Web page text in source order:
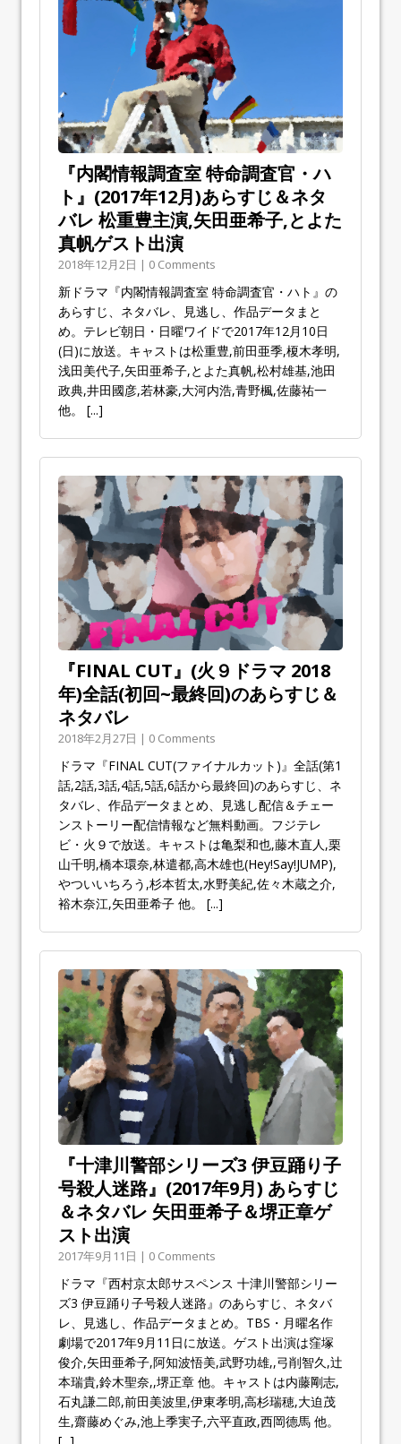
『内閣情報調査室 特命調査官・ハ
ト』(2017年12月)あらすじ＆ネタ
バレ 松重豊主演,矢田亜希子,とよた
真帆ゲスト出演
2018年12月2日 | 0 Comments
新ドラマ『内閣情報調査室 特命調査官・ハト』の
あらすじ、ネタバレ、見逃し、作品データまと
め。テレビ朝日・日曜ワイドで2017年12月10日
(日)に放送。キャストは松重豊,前田亜季,榎木孝明,
浅田美代子,矢田亜希子,とよた真帆,松村雄基,池田
政典,井田國彦,若林豪,大河内浩,青野楓,佐藤祐一
他。 [...]
『FINAL CUT』(火９ドラマ 2018
年)全話(初回~最終回)のあらすじ＆
ネタバレ
2018年2月27日 | 0 Comments
ドラマ『FINAL CUT(ファイナルカット)』全話(第1
話,2話,3話,4話,5話,6話から最終回)のあらすじ、ネ
タバレ、作品データまとめ、見逃し配信＆チェー
ンストーリー配信情報など無料動画。フジテレ
ビ・火９で放送。キャストは亀梨和也,藤木直人,栗
山千明,橋本環奈,林遣都,高木雄也(Hey!Say!JUMP),
やついいちろう,杉本哲太,水野美紀,佐々木蔵之介,
裕木奈江,矢田亜希子 他。 [...]
『十津川警部シリーズ3 伊豆踊り子
号殺人迷路』(2017年9月) あらすじ
＆ネタバレ 矢田亜希子＆堺正章ゲ
スト出演
2017年9月11日 | 0 Comments
ドラマ『西村京太郎サスペンス 十津川警部シリー
ズ3 伊豆踊り子号殺人迷路』のあらすじ、ネタバ
レ、見逃し、作品データまとめ。TBS・月曜名作
劇場で2017年9月11日に放送。ゲスト出演は窪塚
俊介,矢田亜希子,阿知波悟美,武野功雄,,弓削智久,辻
本瑞貴,鈴木聖奈,,堺正章 他。キャストは内藤剛志,
石丸謙二郎,前田美波里,伊東孝明,高杉瑞穂,大迫茂
生,齋藤めぐみ,池上季実子,六平直政,西岡德馬 他。